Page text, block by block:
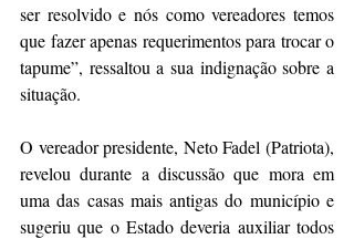
ser resolvido e nós como vereadores temos
que fazer apenas requerimentos para trocar o
tapume”, ressaltou a sua indignação sobre a
situação.
O vereador presidente, Neto Fadel (Patriota),
revelou durante a discussão que mora em
uma das casas mais antigas do município e
sugeriu que o Estado deveria auxiliar todos